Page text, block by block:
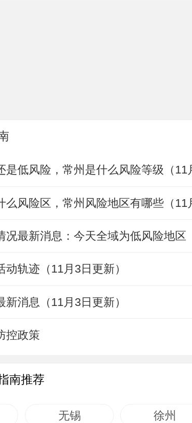
是低风险，常州是什么风险等级（11
么风险区，常州风险地区有哪些（11
况最新消息：今天全域为低风险地区
轨迹（11月3日更新）
消息（11月3日更新）
控政策
南推荐
无锡 徐州